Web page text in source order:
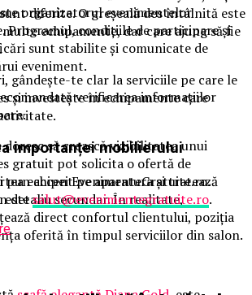
diferite. O greșeală des întâlnită este
echipamente, dar care ajung să fie
gândește-te clar la serviciile pe care le
și investește în echipamente care
importanței mobilierului
accent pe aparatura și tratează
detaliu secundar. În realitate,
direct confortul clientului, poziția
oferită în timpul serviciilor din salon.
organizatorul evenimentelor
Programul, condițiile de participare și
sunt stabilite și comunicate de
eveniment.
verificarea informațiilor
să crească vizibilitatea unui
gratuit pot solicita o ofertă de
echipei EvenimenteGratuite.ro.
estesalut@evenimentegratuite.ro.